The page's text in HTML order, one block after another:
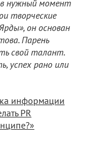
в нужный момент
творческие
он основан
Парень
свой талант.
успех рано или
информации
PR